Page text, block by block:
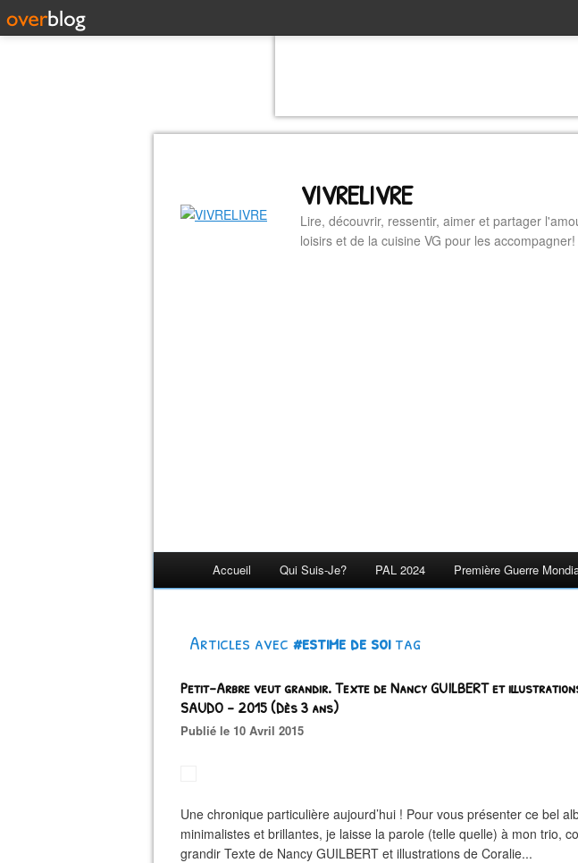
VIVRELIVRE
Lire, découvrir, ressentir, aimer et partager
loisirs et de la cuisine VG pour les accompagner!
Accueil Qui Suis-Je? PAL 2024 Première Guerre
Articles avec #estime de soitag
Petit-Arbre veut grandir. Texte de Nancy GUILBERT et
SAUDO - 2015 (Dès 3 ans)
Publié le 10 Avril 2015
Une chronique particulière aujourd’hui ! Pour vous présenter ce bel
minimalistes et brillantes, je laisse la parole (telle quelle) à mon trio,
grandir Texte de Nancy GUILBERT et illustrations de Coralie...